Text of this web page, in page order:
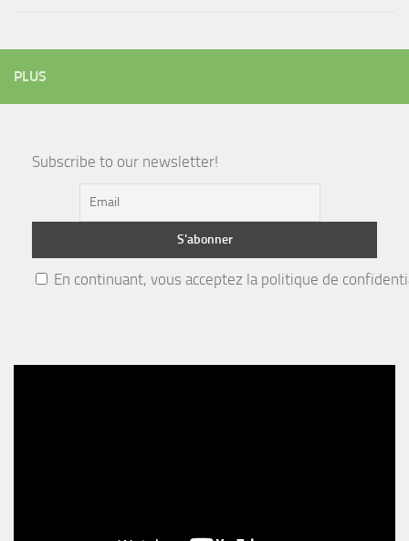
PLUS
Subscribe to our newsletter!
En continuant, vous acceptez la politique de